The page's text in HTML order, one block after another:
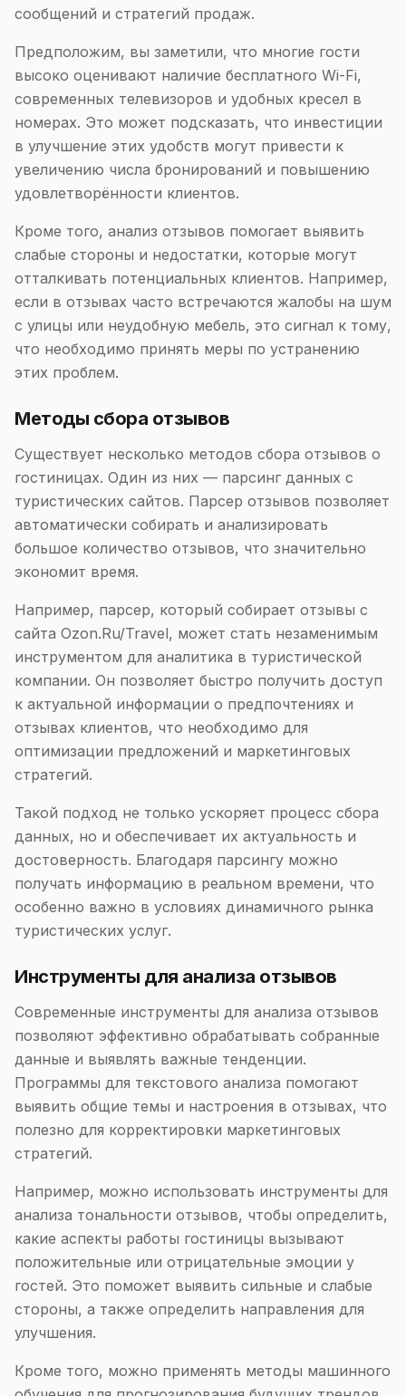
сообщений и стратегий продаж.
Предположим, вы заметили, что многие гости
высоко оценивают наличие бесплатного Wi-Fi,
современных телевизоров и удобных кресел в
номерах. Это может подсказать, что инвестиции
в улучшение этих удобств могут привести к
увеличению числа бронирований и повышению
удовлетворённости клиентов.
Кроме того, анализ отзывов помогает выявить
слабые стороны и недостатки, которые могут
отталкивать потенциальных клиентов. Например,
если в отзывах часто встречаются жалобы на шум
с улицы или неудобную мебель, это сигнал к тому,
что необходимо принять меры по устранению
этих проблем.
Методы сбора отзывов
Существует несколько методов сбора отзывов о
гостиницах. Один из них — парсинг данных с
туристических сайтов. Парсер отзывов позволяет
автоматически собирать и анализировать
большое количество отзывов, что значительно
экономит время.
Например, парсер, который собирает отзывы с
сайта Ozon.Ru/Travel, может стать незаменимым
инструментом для аналитика в туристической
компании. Он позволяет быстро получить доступ
к актуальной информации о предпочтениях и
отзывах клиентов, что необходимо для
оптимизации предложений и маркетинговых
стратегий.
Такой подход не только ускоряет процесс сбора
данных, но и обеспечивает их актуальность и
достоверность. Благодаря парсингу можно
получать информацию в реальном времени, что
особенно важно в условиях динамичного рынка
туристических услуг.
Инструменты для анализа отзывов
Современные инструменты для анализа отзывов
позволяют эффективно обрабатывать собранные
данные и выявлять важные тенденции.
Программы для текстового анализа помогают
выявить общие темы и настроения в отзывах, что
полезно для корректировки маркетинговых
стратегий.
Например, можно использовать инструменты для
анализа тональности отзывов, чтобы определить,
какие аспекты работы гостиницы вызывают
положительные или отрицательные эмоции у
гостей. Это поможет выявить сильные и слабые
стороны, а также определить направления для
улучшения.
Кроме того, можно применять методы машинного